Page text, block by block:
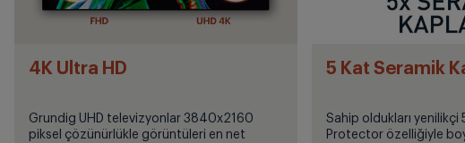
4K Ultra HD
Grundig UHD televizyonlar 3840x2160
piksel çözünürlükle görüntüleri en net
5 Kat Seramik
Sahip oldukları yenilikçi
Protector özelliğiyle